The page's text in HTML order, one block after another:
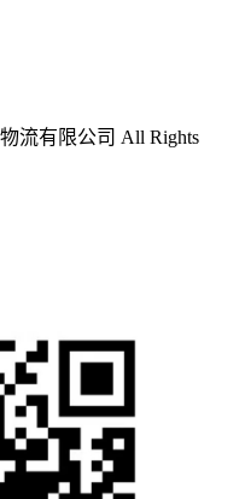
流有限公司 All Rights